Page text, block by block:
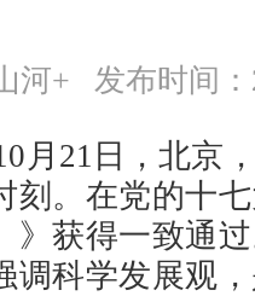
河+ 发布时间：
月21日，北京
刻。在党的十
》获得一致通
调科学发展观